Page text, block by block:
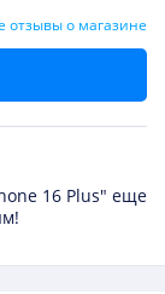
отзывы о магазине
16 Plus" еще